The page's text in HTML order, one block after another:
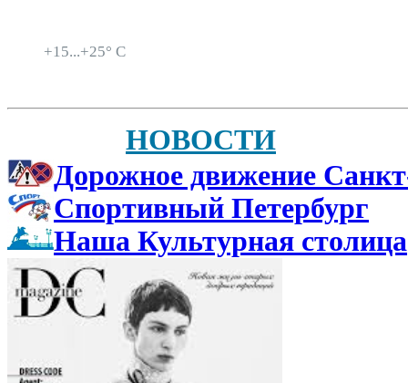
+15...+25° C
НОВОСТИ
Дорожное движение
Спортивный Петербург
Наша Культурная столица